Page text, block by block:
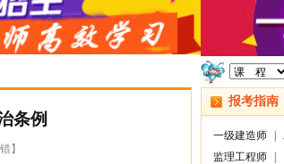
条例
】
报考指南
一级建造师
监理工程师